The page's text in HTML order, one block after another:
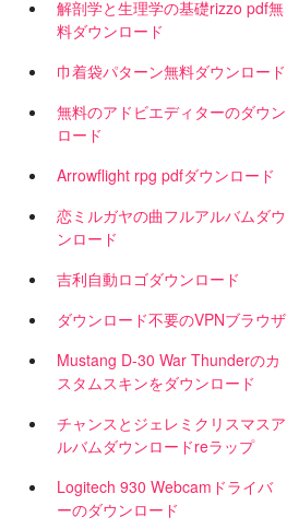
解剖学と生理学の基礎rizzo pdf無
料ダウンロード
巾着袋パターン無料ダウンロード
無料のアドビエディターのダウン
ロード
Arrowflight rpg pdfダウンロード
恋ミルガヤの曲フルアルバムダウ
ンロード
吉利自動ロゴダウンロード
ダウンロード不要のVPNブラウザ
Mustang D-30 War Thunderのカ
スタムスキンをダウンロード
チャンスとジェレミクリスマスア
ルバムダウンロードreラップ
Logitech 930 Webcamドライバ
ーのダウンロード